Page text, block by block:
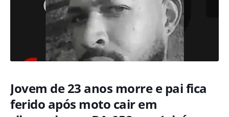
Jovem de 23 anos morre e pai fica
ferido após moto cair em